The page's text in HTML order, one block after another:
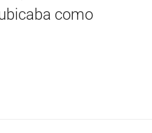
como